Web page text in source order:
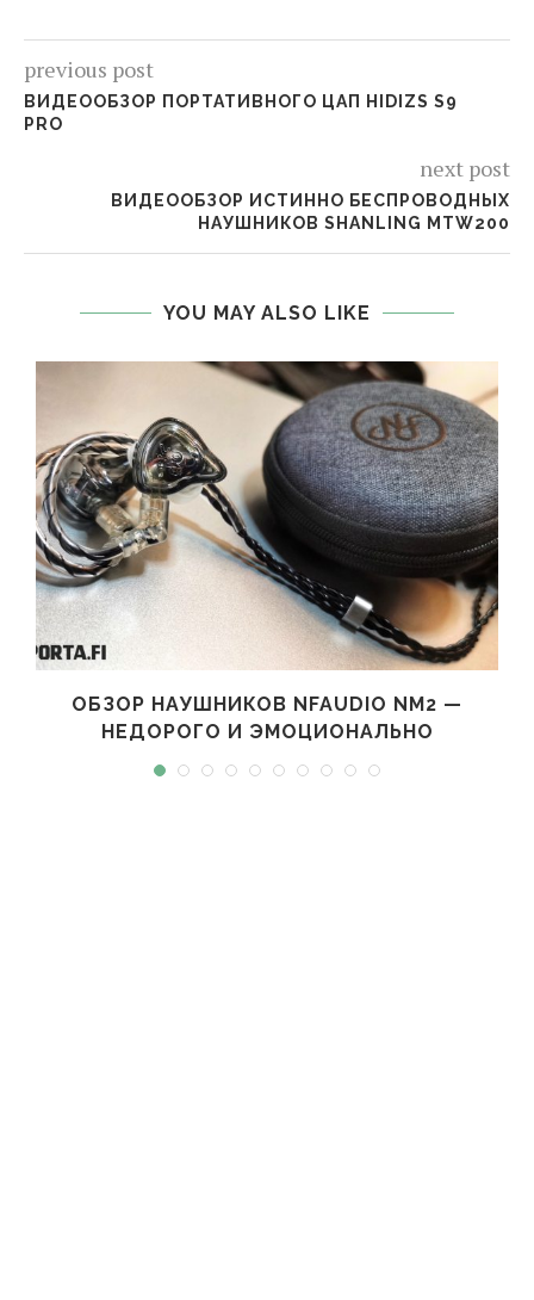
previous post
ВИДЕООБЗОР ПОРТАТИВНОГО ЦАП HIDIZS S9
PRO
next post
ВИДЕООБЗОР ИСТИННО БЕСПРОВОДНЫХ
НАУШНИКОВ SHANLING MTW200
YOU MAY ALSO LIKE
ОБЗОР НАУШНИКОВ NFAUDIO NM2 —
НЕДОРОГО И ЭМОЦИОНАЛЬНО